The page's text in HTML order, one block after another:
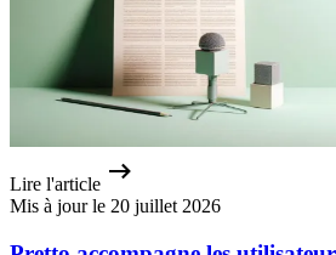
Lire l'article
Mis à jour le 20 juillet 2026